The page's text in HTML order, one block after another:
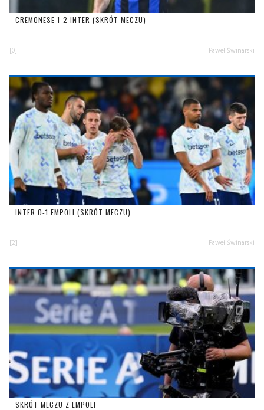
CREMONESE 1-2 INTER (SKRÓT MECZU)
[0] Paweł Świnarski
INTER 0-1 EMPOLI (SKRÓT MECZU)
[2] Paweł Świnarski
SKRÓT MECZU Z EMPOLI